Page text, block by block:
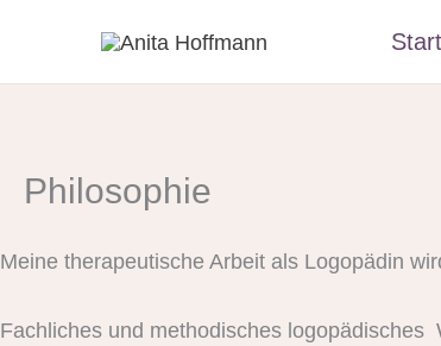
springen
Start
Philosophie
Meine therapeutische Arbeit als Logopädin
Fachliches und methodisches logopädisches